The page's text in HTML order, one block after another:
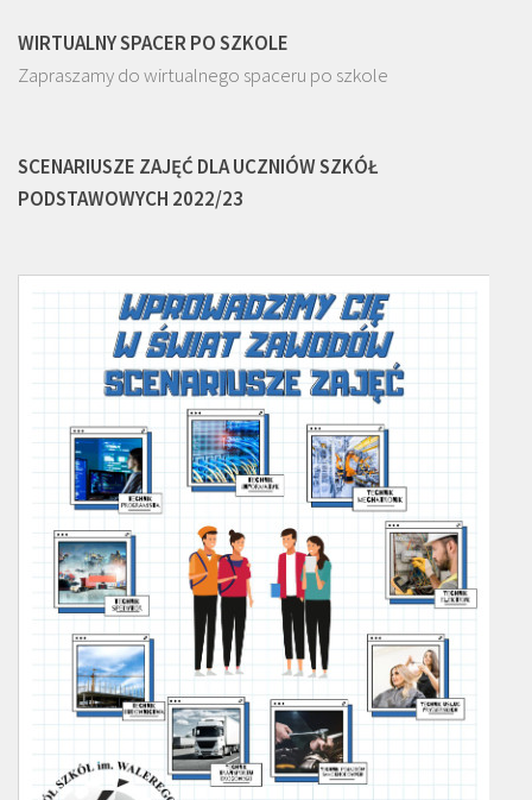
WIRTUALNY SPACER PO SZKOLE
Zapraszamy do wirtualnego spaceru po szkole
SCENARIUSZE ZAJĘĆ DLA UCZNIÓW SZKÓŁ
PODSTAWOWYCH 2022/23